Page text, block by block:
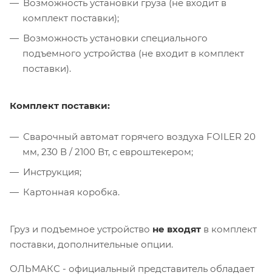
Возможность установки груза (не входит в
комплект поставки);
Возможность установки специального
подъемного устройства (не входит в комплект
поставки).
Комплект поставки:
Сварочный автомат горячего воздуха FOILER 20
мм, 230 В / 2100 Вт, с евроштекером;
Инструкция;
Картонная коробка.
Груз и подъемное устройство не входят в комплект
поставки, дополнительные опции.
ОЛЬМАКС - официальный представитель обладает